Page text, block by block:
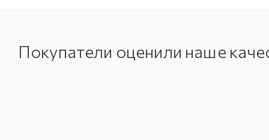
Покупатели оценили наше